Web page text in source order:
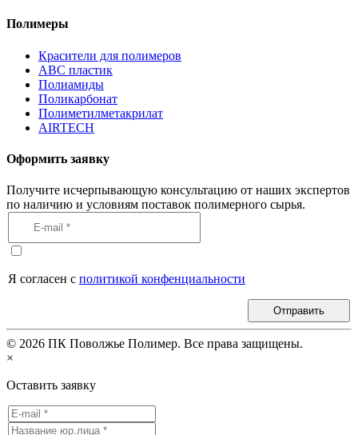
Полимеры
Красители для полимеров
АВС пластик
Полиамиды
Поликарбонат
Полиметилметакрилат
AIRTECH
Оформить заявку
Получите исчерпывающую консультацию от наших экспертов
по наличию и условиям поставок полимерного сырья.
Я согласен с политикой конфенциальности
Отправить
© 2026 ПК Поволжье Полимер. Все права защищены.
×
Оставить заявку